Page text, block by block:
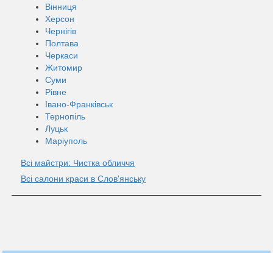
Вінниця
Херсон
Чернігів
Полтава
Черкаси
Житомир
Суми
Рівне
Івано-Франківськ
Тернопіль
Луцьк
Маріуполь
Всі майстри: Чистка обличчя
Всі салони краси в Слов'янську